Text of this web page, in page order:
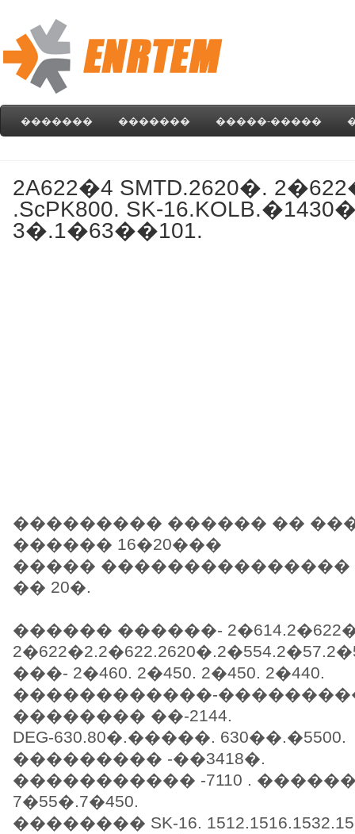
������� ������� �����-�����
2A622�4 SMTD.2620�.
.ScPK800. SK-
3�.1�63��101.
��������� ������ ��
������ 16�20���
����� ���������������
�� 20�.
������ ������-
���- 2�460. 2�450. 2�450. 2�440.
������������-
�������� ��-2144.
DEG-630.80�.�����. 630��.�5500.
��������� -��3418�.
����������� -7110 .
7�55�.7�450.
�������� SK-16.